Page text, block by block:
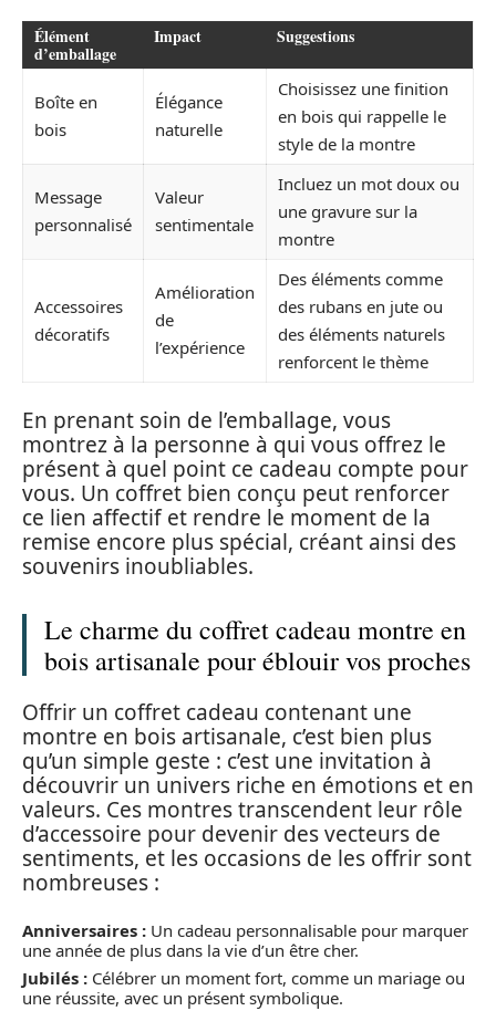
Élément
d’emballage
Impact Suggestions
Boîte en
bois
Élégance
naturelle
Choisissez une finition
en bois qui rappelle le
style de la montre
Message
personnalisé
Valeur
sentimentale
Incluez un mot doux ou
une gravure sur la
montre
Accessoires
décoratifs
Amélioration
de
l’expérience
Des éléments comme
des rubans en jute ou
des éléments naturels
renforcent le thème
En prenant soin de l’emballage, vous
montrez à la personne à qui vous offrez le
présent à quel point ce cadeau compte pour
vous. Un coffret bien conçu peut renforcer
ce lien affectif et rendre le moment de la
remise encore plus spécial, créant ainsi des
souvenirs inoubliables.
Le charme du coffret cadeau montre en
bois artisanale pour éblouir vos proches
Offrir un coffret cadeau contenant une
montre en bois artisanale, c’est bien plus
qu’un simple geste : c’est une invitation à
découvrir un univers riche en émotions et en
valeurs. Ces montres transcendent leur rôle
d’accessoire pour devenir des vecteurs de
sentiments, et les occasions de les offrir sont
nombreuses :
Anniversaires : Un cadeau personnalisable pour marquer
une année de plus dans la vie d’un être cher.
Jubilés : Célébrer un moment fort, comme un mariage ou
une réussite, avec un présent symbolique.